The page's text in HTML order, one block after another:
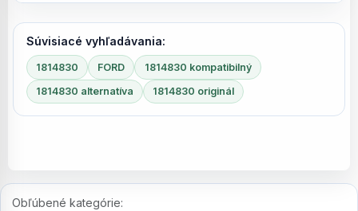
Súvisiacé vyhľadávania:
1814830 FORD 1814830 kompatibilný
1814830 alternatíva 1814830 originál
Obľúbené kategórie: